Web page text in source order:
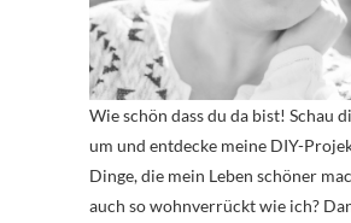
Wie schön dass du da bist! Schau
um und entdecke meine DIY-
Dinge, die mein Leben schöner
auch so wohnverrückt wie ich?